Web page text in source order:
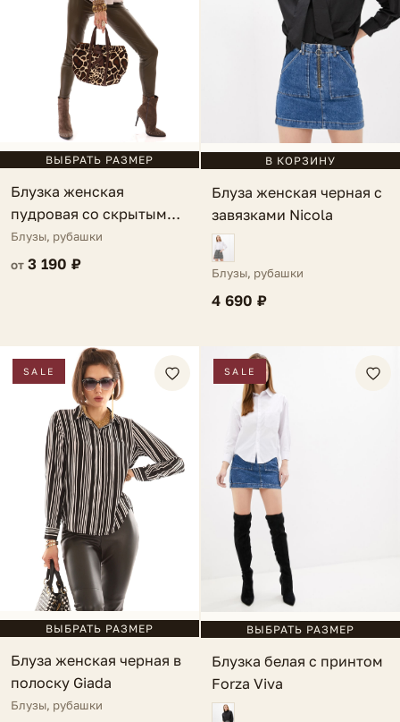
ВЫБРАТЬ РАЗМЕР
Блузка женская
пудровая со скрытыми
пуговицами Greta
Блузы, рубашки
от 3 190 ₽
В КОРЗИНУ
Блуза женская черная с
завязками Nicola
Блузы, рубашки
4 690 ₽
SALE
ВЫБРАТЬ РАЗМЕР
Блуза женская черная в
полоску Giada
Блузы, рубашки
SALE
ВЫБРАТЬ РАЗМЕР
Блузка белая с принтом
Forza Viva